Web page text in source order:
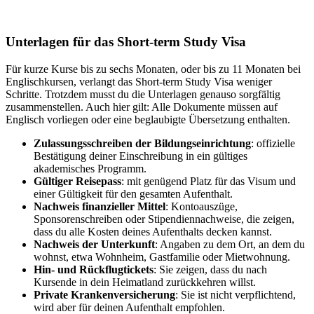
Unterlagen für das Short-term Study Visa
Für kurze Kurse bis zu sechs Monaten, oder bis zu 11 Monaten bei
Englischkursen, verlangt das Short-term Study Visa weniger
Schritte. Trotzdem musst du die Unterlagen genauso sorgfältig
zusammenstellen. Auch hier gilt: Alle Dokumente müssen auf
Englisch vorliegen oder eine beglaubigte Übersetzung enthalten.
Zulassungsschreiben der Bildungseinrichtung: offizielle
Bestätigung deiner Einschreibung in ein gültiges
akademisches Programm.
Gültiger Reisepass: mit genügend Platz für das Visum und
einer Gültigkeit für den gesamten Aufenthalt.
Nachweis finanzieller Mittel: Kontoauszüge,
Sponsorenschreiben oder Stipendiennachweise, die zeigen,
dass du alle Kosten deines Aufenthalts decken kannst.
Nachweis der Unterkunft: Angaben zu dem Ort, an dem du
wohnst, etwa Wohnheim, Gastfamilie oder Mietwohnung.
Hin- und Rückflugtickets: Sie zeigen, dass du nach
Kursende in dein Heimatland zurückkehren willst.
Private Krankenversicherung: Sie ist nicht verpflichtend,
wird aber für deinen Aufenthalt empfohlen.